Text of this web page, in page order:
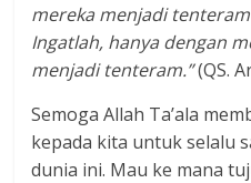
mereka menjadi
Ingatlah, hanya dengan
menjadi tenteram.”(QS.
Semoga Allah Ta’ala
kepada kita untuk selalu
dunia ini. Mau ke mana